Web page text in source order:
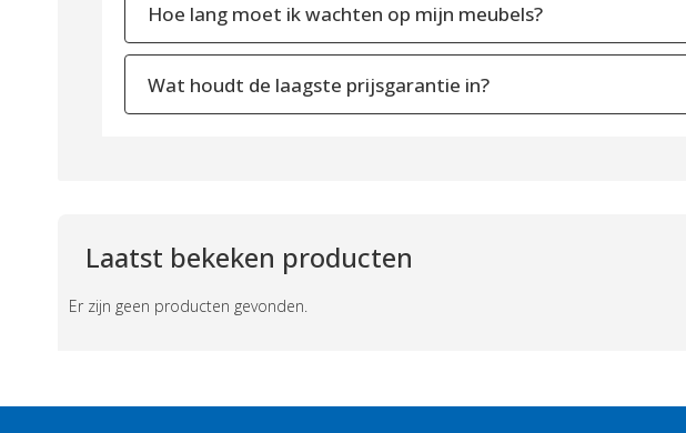
Hoe lang moet ik wachten op mijn meubels?
Wat houdt de laagste prijsgarantie in?
Laatst bekeken producten
Er zijn geen producten gevonden.